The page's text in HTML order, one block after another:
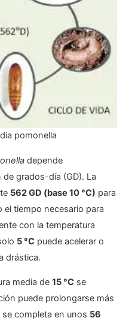
pomonella
depende
grados-día (GD). La
562 GD (base 10 °C) para
tiempo necesario para
con la temperatura
5 °C puede acelerar o
drástica.
media de 15 °C se
puede prolongarse más
se completa en unos 56